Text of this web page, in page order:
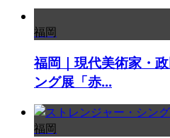
福岡
福岡｜現代美術家・
ング展「赤...
福岡